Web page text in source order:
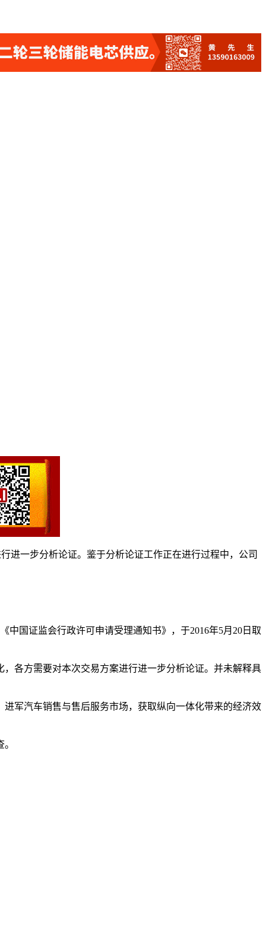
进一步分析论证。鉴于分析论证工作正在进行过程中，公司
中国证监会行政许可申请受理通知书》，于2016年5月20日取
各方需要对本次交易方案进行进一步分析论证。并未解释具
军汽车销售与售后服务市场，获取纵向一体化带来的经济效